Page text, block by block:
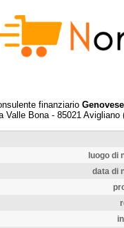
finanziario
Valle Bona - 85021 Avigliano
luogo di
data di